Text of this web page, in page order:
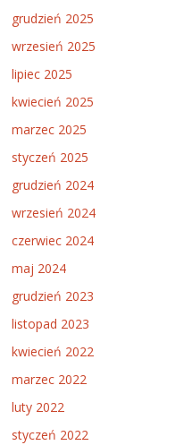
grudzień 2025
wrzesień 2025
lipiec 2025
kwiecień 2025
marzec 2025
styczeń 2025
grudzień 2024
wrzesień 2024
czerwiec 2024
maj 2024
grudzień 2023
listopad 2023
kwiecień 2022
marzec 2022
luty 2022
styczeń 2022